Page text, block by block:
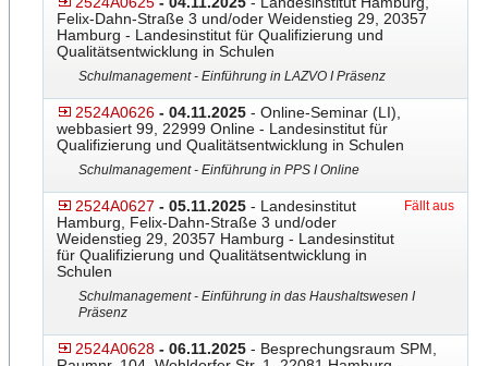
Felix-Dahn-Straße 3 und/oder Weidenstieg 29, 20357
Hamburg - Landesinstitut für Qualifizierung und
Qualitätsentwicklung in Schulen
Schulmanagement - Einführung in LAZVO I Präsenz
2524A0626 - 04.11.2025 - Online-Seminar (LI),
webbasiert 99, 22999 Online - Landesinstitut für
Qualifizierung und Qualitätsentwicklung in Schulen
Schulmanagement - Einführung in PPS I Online
2524A0627 - 05.11.2025 - Landesinstitut
Hamburg, Felix-Dahn-Straße 3 und/oder
Weidenstieg 29, 20357 Hamburg - Landesinstitut
für Qualifizierung und Qualitätsentwicklung in
Schulen
Fällt aus
Schulmanagement - Einführung in das Haushaltswesen I
Präsenz
2524A0628 - 06.11.2025 - Besprechungsraum SPM,